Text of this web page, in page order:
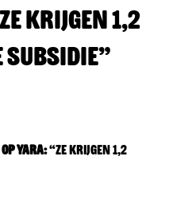
krijgen 1,2
Yara:“Ze krijgen 1,2